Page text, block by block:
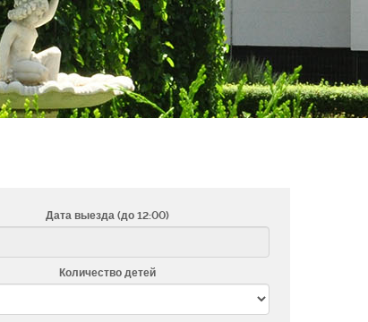
Дата выезда (до 12:00)
Количество детей